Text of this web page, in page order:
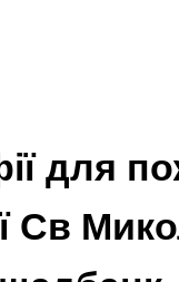
для
Св